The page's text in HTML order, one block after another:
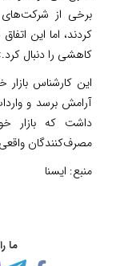
برخی از شرکت‌های
کردند، اما این
کاهشی را دنبال
این کارشناس بازار
آرامش برسد و
داشت که بازار
مصرف‌کنندگان واقعی
منبع: ایسنا
ما